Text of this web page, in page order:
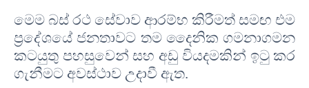
මෙම බස් රථ සේවාව ආරම්භ කිරීමත් සමඟ එම
ප්‍රදේශයේ ජනතාවට තම දෛනික ගමනාගමන
කටයුතු පහසුවෙන් සහ අඩු වියදමකින් ඉටු කර
ගැනීමට අවස්ථාව උදාවී ඇත.